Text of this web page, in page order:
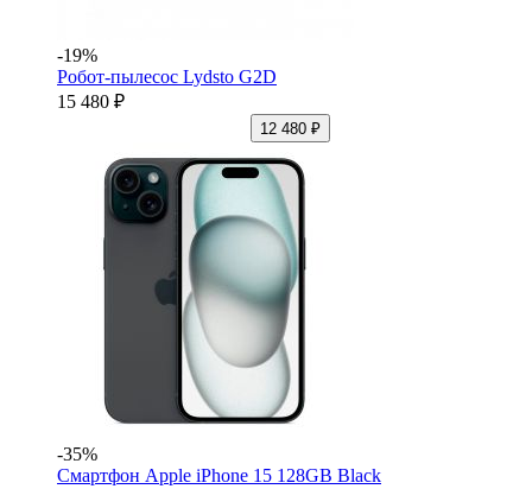
-19%
Робот-пылесос Lydsto G2D
15 480 ₽
12 480 ₽
-35%
Смартфон Apple iPhone 15 128GB Black